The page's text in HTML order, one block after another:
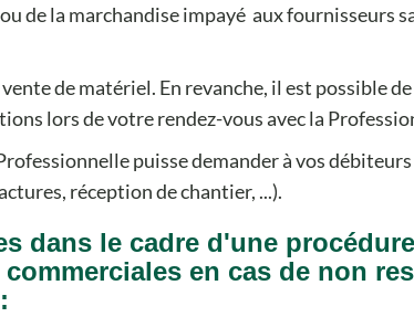
de la marchandise impayé aux fournisseurs
de matériel. En revanche, il est possible de
lors de votre rendez-vous avec la
puisse demander à vos
réception de chantier, ...).
dans le cadre d'une procédure
en cas de non
: